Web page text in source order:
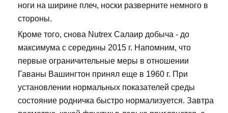
ноги на ширине плеч, носки разверните немного в
стороны.
Кроме того, снова Nutrex Салаир добыча - до
максимума с середины 2015 г. Напомним, что
первые ограничительные меры в отношении
Гаваны Вашингтон принял еще в 1960 г. При
установлении нормальных показателей среды
состояние родничка быстро нормализуется. Завтра